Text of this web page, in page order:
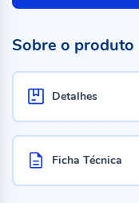
Sobre o produto
Detalhes
Ficha Técnica